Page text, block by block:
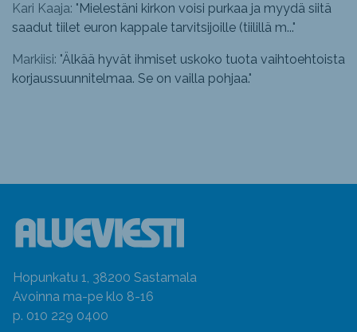
Kari Kaaja: " Mielestäni kirkon voisi purkaa ja myydä siitä
saadut tiilet euron kappale tarvitsijoille (tiilillä m..."
Markiisi: "Älkää hyvät ihmiset uskoko tuota vaihtoehtoista
korjaussuunnitelmaa. Se on vailla pohjaa."
Hopunkatu 1, 38200 Sastamala
Avoinna ma-pe klo 8-16
p. 010 229 0400